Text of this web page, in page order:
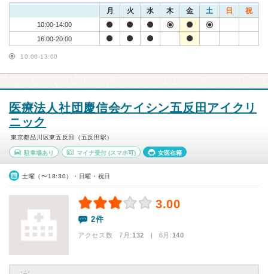
月 火 水 木 金 土 日 祝
10:00-14:00
16:00-20:00
10:00-13:00
医療法人社団慶信会ケイシン五反田アイクリ
ニック
東京都品川区東五反田（五反田駅）
駐車場あり マイナ受付(スマホ可) 女医在籍
土曜（〜18:30）・日曜・祝日
3.00
2件
アクセス数 7月:132 | 6月:140